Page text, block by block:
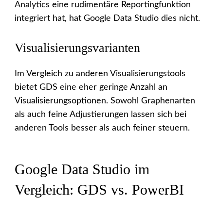
Analytics eine rudimentäre Reportingfunktion
integriert hat, hat Google Data Studio dies nicht.
Visualisierungsvarianten
Im Vergleich zu anderen Visualisierungstools
bietet GDS eine eher geringe Anzahl an
Visualisierungsoptionen. Sowohl Graphenarten
als auch feine Adjustierungen lassen sich bei
anderen Tools besser als auch feiner steuern.
Google Data Studio im
Vergleich: GDS vs. PowerBI